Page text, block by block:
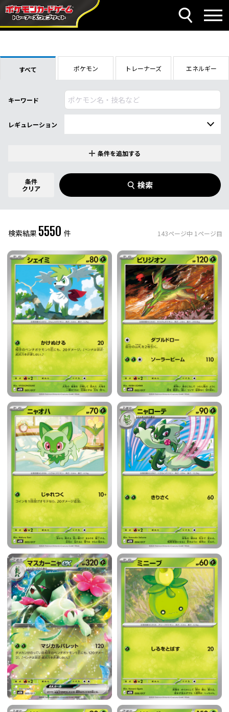
すべて ポケモン トレーナーズ エネルギー
キーワード
レギュレーション
商品名
イラストレーター
レアリティ 0件選択中
ミラー仕様のカード 0件選択中
条件を追加する
条件
クリア
検索
検索結果 5550 件 143ページ中 1 ページ目